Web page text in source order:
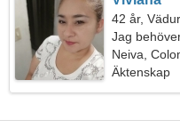
42 år,
Jag
Neiva,
Äktenskap